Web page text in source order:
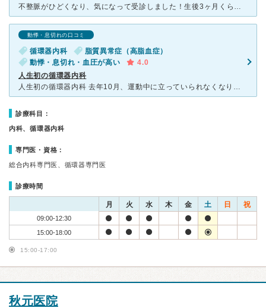
不整脈がひどくなり、気になって受診しました！生後3ヶ月くらいの子供がいて、日中みてくれる人がおらず電話で子連れでいいか問い合わせたところ、快くOKしていただきました。院内は一切段差はなくバリアフリーで
動悸・息切れの口コミ
循環器内科
脂質異常症（高脂血症）
動悸・息切れ・血圧が高い
4.0
人生初の循環器内科
人生初の循環器内科 去年10月、運動中に立っていられなくなり、膝をつき具合が悪くなりました。 数日間安静にしてましたが、不安は消えないので心臓を調べてもらうため「こうふサザンクリニック」へ。
診療科目：
内科、循環器内科
専門医・資格：
総合内科専門医、循環器専門医
診療時間
月 火 水 木 金 土 日 祝
09:00-12:30
15:00-18:00
15:00-17:00
秋元医院